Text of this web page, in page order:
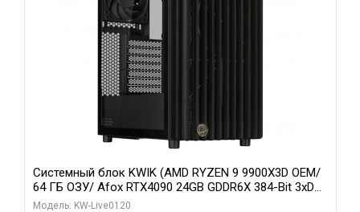
Системный блок KWIK (AMD RYZEN 9 9900X3D OEM/
64 ГБ ОЗУ/ Afox RTX4090 24GB GDDR6X 384-Bit 3xDP
HDMI ATX Turbo/ 1 ТБ SSD)
Модель: KW-Live0120